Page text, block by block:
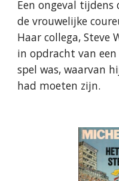
Een ongeval tijdens
de vrouwelijke
Haar collega, Steve
in opdracht van
spel was, waarvan
had moeten zijn.